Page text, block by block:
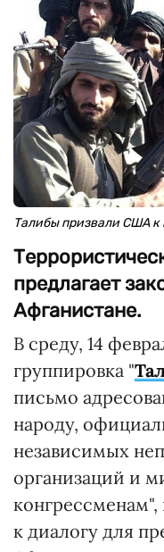
Талибы призвали США к
предлагает
Афганистане.
В среду, 14
группировка "
письмо
народу,
независимых
организаций и
к диалогу для